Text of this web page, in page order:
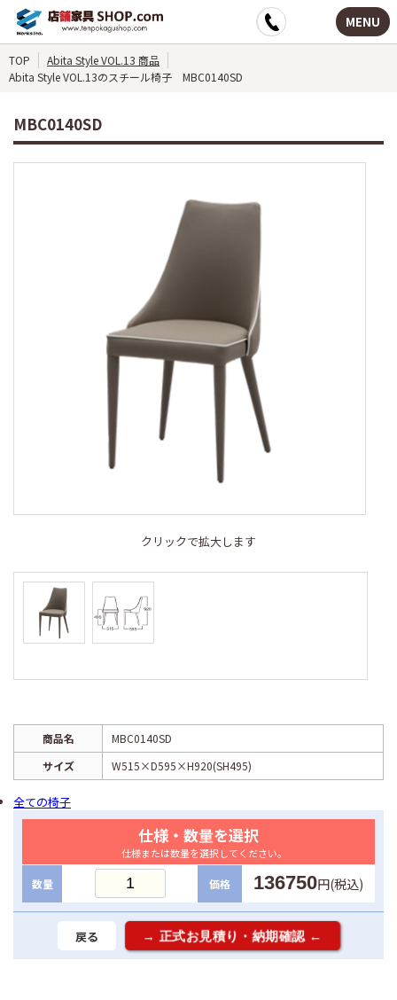
MENU
TOP
Abita Style VOL.13 商品
Abita Style VOL.13のスチール椅子 MBC0140SD
MBC0140SD
クリックで拡大します
商品名
MBC0140SD
サイズ
W515×D595×H920(SH495)
全ての椅子
仕様・数量を選択
仕様または数量を選択してください。
数量 価格 136750円(税込)
戻る